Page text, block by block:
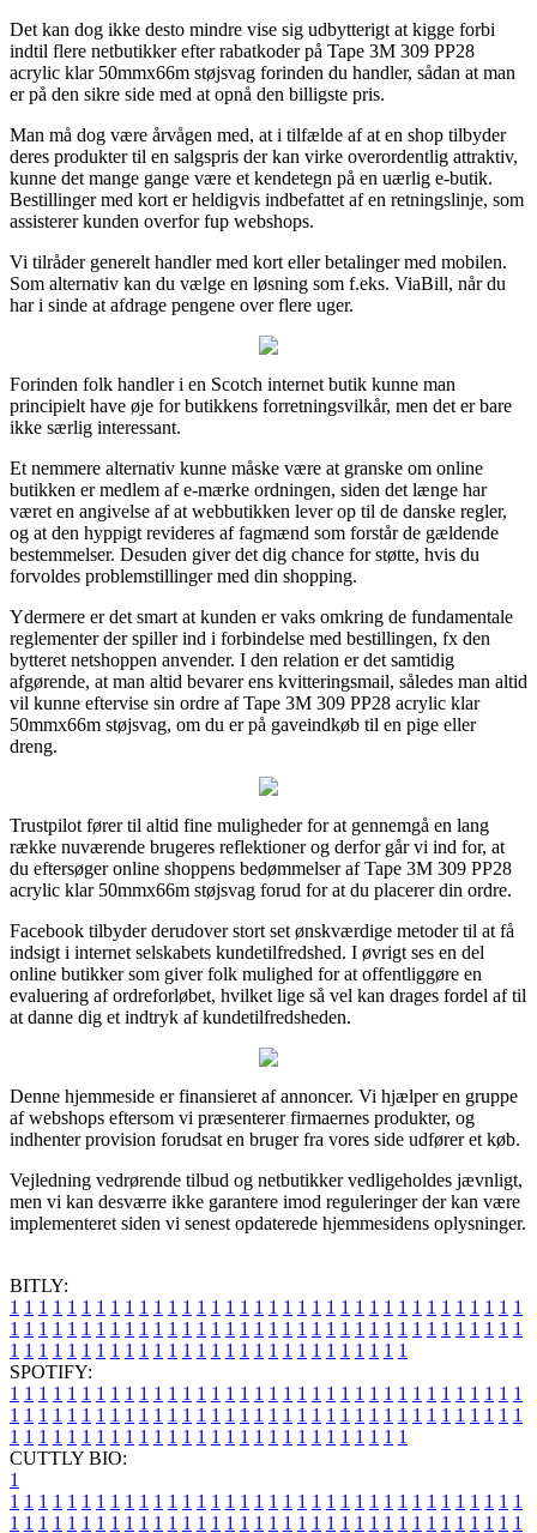
Det kan dog ikke desto mindre vise sig udbytterigt at kigge forbi
indtil flere netbutikker efter rabatkoder på Tape 3M 309 PP28
acrylic klar 50mmx66m støjsvag forinden du handler, sådan at man
er på den sikre side med at opnå den billigste pris.
Man må dog være årvågen med, at i tilfælde af at en shop tilbyder
deres produkter til en salgspris der kan virke overordentlig attraktiv,
kunne det mange gange være et kendetegn på en uærlig e-butik.
Bestillinger med kort er heldigvis indbefattet af en retningslinje, som
assisterer kunden overfor fup webshops.
Vi tilråder generelt handler med kort eller betalinger med mobilen.
Som alternativ kan du vælge en løsning som f.eks. ViaBill, når du
har i sinde at afdrage pengene over flere uger.
Forinden folk handler i en Scotch internet butik kunne man
principielt have øje for butikkens forretningsvilkår, men det er bare
ikke særlig interessant.
Et nemmere alternativ kunne måske være at granske om online
butikken er medlem af e-mærke ordningen, siden det længe har
været en angivelse af at webbutikken lever op til de danske regler,
og at den hyppigt revideres af fagmænd som forstår de gældende
bestemmelser. Desuden giver det dig chance for støtte, hvis du
forvoldes problemstillinger med din shopping.
Ydermere er det smart at kunden er vaks omkring de fundamentale
reglementer der spiller ind i forbindelse med bestillingen, fx den
bytteret netshoppen anvender. I den relation er det samtidig
afgørende, at man altid bevarer ens kvitteringsmail, således man altid
vil kunne eftervise sin ordre af Tape 3M 309 PP28 acrylic klar
50mmx66m støjsvag, om du er på gaveindkøb til en pige eller
dreng.
Trustpilot fører til altid fine muligheder for at gennemgå en lang
række nuværende brugeres reflektioner og derfor går vi ind for, at
du eftersøger online shoppens bedømmelser af Tape 3M 309 PP28
acrylic klar 50mmx66m støjsvag forud for at du placerer din ordre.
Facebook tilbyder derudover stort set ønskværdige metoder til at få
indsigt i internet selskabets kundetilfredshed. I øvrigt ses en del
online butikker som giver folk mulighed for at offentliggøre en
evaluering af ordreforløbet, hvilket lige så vel kan drages fordel af til
at danne dig et indtryk af kundetilfredsheden.
Denne hjemmeside er finansieret af annoncer. Vi hjælper en gruppe
af webshops eftersom vi præsenterer firmaernes produkter, og
indhenter provision forudsat en bruger fra vores side udfører et køb.
Vejledning vedrørende tilbud og netbutikker vedligeholdes jævnligt,
men vi kan desværre ikke garantere imod reguleringer der kan være
implementeret siden vi senest opdaterede hjemmesidens oplysninger.
BITLY:
1 1 1 1 1 1 1 1 1 1 1 1 1 1 1 1 1 1 1 1 1 1 1 1 1 1 1 1 1 1 1 1 1 1 1 1
1 1 1 1 1 1 1 1 1 1 1 1 1 1 1 1 1 1 1 1 1 1 1 1 1 1 1 1 1 1 1 1 1 1 1 1
1 1 1 1 1 1 1 1 1 1 1 1 1 1 1 1 1 1 1 1 1 1 1 1 1 1 1 1
SPOTIFY:
1 1 1 1 1 1 1 1 1 1 1 1 1 1 1 1 1 1 1 1 1 1 1 1 1 1 1 1 1 1 1 1 1 1 1 1
1 1 1 1 1 1 1 1 1 1 1 1 1 1 1 1 1 1 1 1 1 1 1 1 1 1 1 1 1 1 1 1 1 1 1 1
1 1 1 1 1 1 1 1 1 1 1 1 1 1 1 1 1 1 1 1 1 1 1 1 1 1 1 1
CUTTLY BIO:
1
1 1 1 1 1 1 1 1 1 1 1 1 1 1 1 1 1 1 1 1 1 1 1 1 1 1 1 1 1 1 1 1 1 1 1 1
1 1 1 1 1 1 1 1 1 1 1 1 1 1 1 1 1 1 1 1 1 1 1 1 1 1 1 1 1 1 1 1 1 1 1 1